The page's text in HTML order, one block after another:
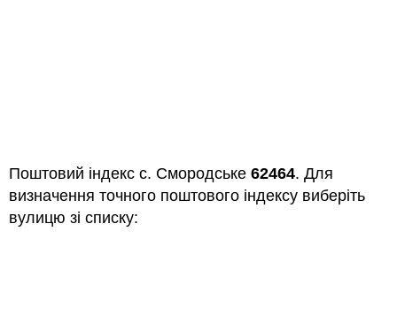
Поштовий індекс с. Смородське 62464. Для
визначення точного поштового індексу виберіть
вулицю зі списку: